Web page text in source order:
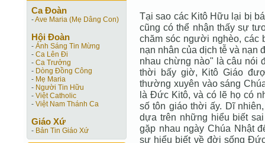
Ca Ðoàn
-Ave Maria (Mẹ Dâng Con)
Hội Ðoàn
- Ánh Sáng Tin Mừng
- Ca Lên Đi
- Ca Trưởng
- Dòng Đồng Công
- Mẹ Maria
- Người Tin Hữu
- Việt Catholic
- Việt Nam Thánh Ca
Giáo Xứ
- Bản Tin Giáo Xứ
Tại sao các Kitô Hữu lại bị
cũng có thể nhận thấy sự
chăm sóc người nghèo, các
nạn nhân của dịch tễ và nạn
nhau chừng nào" là câu nói
thời bấy giờ, Kitô Giáo
thường xuyên vào sáng
là Ðức Kitô, và có lẽ họ có
số tôn giáo thời ấy. Dĩ
dựa trên những hiểu biết
gặp nhau ngày Chúa Nhật
sự hiểu biết về đời sống